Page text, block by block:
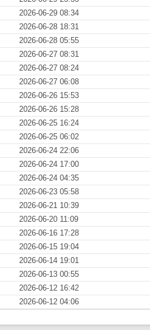
2026-06-29 08:34
2026-06-28 18:31
2026-06-28 05:55
2026-06-27 08:31
2026-06-27 08:24
2026-06-27 06:08
2026-06-26 15:53
2026-06-26 15:28
2026-06-25 16:24
2026-06-25 06:02
2026-06-24 22:06
2026-06-24 17:00
2026-06-24 04:35
2026-06-23 05:58
2026-06-21 10:39
2026-06-20 11:09
2026-06-16 17:28
2026-06-15 19:04
2026-06-14 19:01
2026-06-13 00:55
2026-06-12 16:42
2026-06-12 04:06